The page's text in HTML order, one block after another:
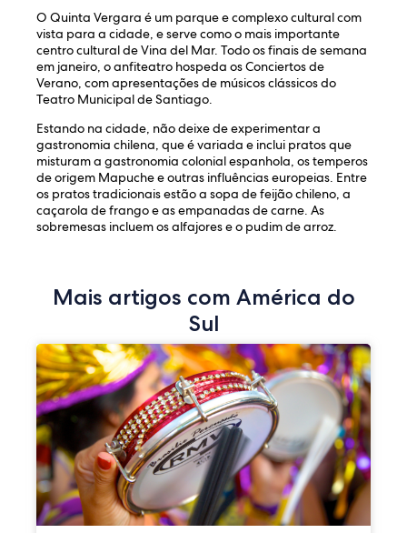
O Quinta Vergara é um parque e complexo cultural com
vista para a cidade, e serve como o mais importante
centro cultural de Vina del Mar. Todo os finais de semana
em janeiro, o anfiteatro hospeda os Conciertos de
Verano, com apresentações de músicos clássicos do
Teatro Municipal de Santiago.
Estando na cidade, não deixe de experimentar a
gastronomia chilena, que é variada e inclui pratos que
misturam a gastronomia colonial espanhola, os temperos
de origem Mapuche e outras influências europeias. Entre
os pratos tradicionais estão a sopa de feijão chileno, a
caçarola de frango e as empanadas de carne. As
sobremesas incluem os alfajores e o pudim de arroz.
Mais artigos com América do
Sul